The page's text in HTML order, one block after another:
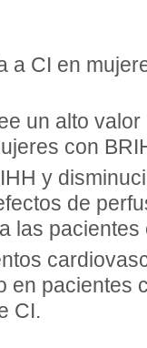
a CI en
un alto
con
y
de
las pacientes
en pacientes
CI.